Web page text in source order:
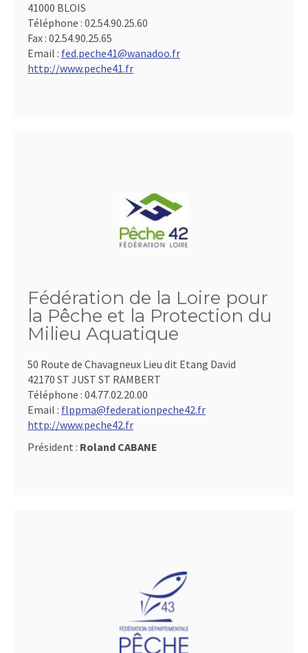
41000 BLOIS
Téléphone : 02.54.90.25.60
Fax : 02.54.90.25.65
Email : fed.peche41@wanadoo.fr
http://www.peche41.fr
Fédération de la Loire pour
la Pêche et la Protection du
Milieu Aquatique
50 Route de Chavagneux Lieu dit Etang David
42170 ST JUST ST RAMBERT
Téléphone : 04.77.02.20.00
Email : flppma@federationpeche42.fr
http://www.peche42.fr
Président : Roland CABANE